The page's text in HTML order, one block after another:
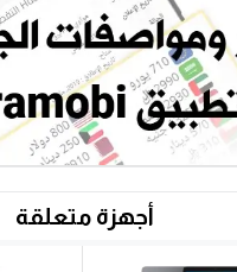
أجهزة متعلقة